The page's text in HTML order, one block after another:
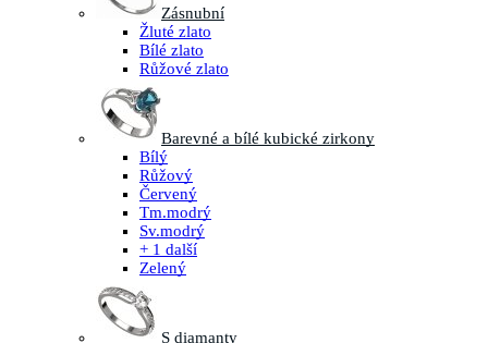
Zásnubní
Žluté zlato
Bílé zlato
Růžové zlato
Barevné a bílé kubické zirkony
Bílý
Růžový
Červený
Tm.modrý
Sv.modrý
+ 1 další
Zelený
S diamanty